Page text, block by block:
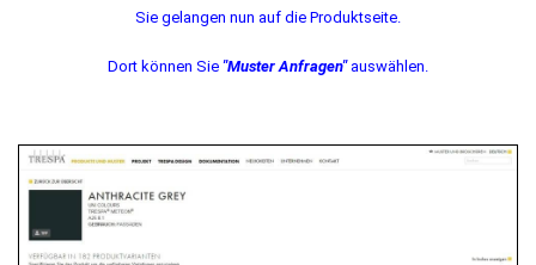
Sie gelangen nun auf die Produktseite.
Dort können Sie "Muster Anfragen"auswählen.